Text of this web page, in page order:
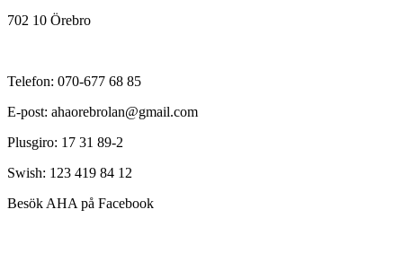
702 10 Örebro
Telefon: 070-677 68 85
E-post: ahaorebrolan@gmail.com
Plusgiro: 17 31 89-2
Swish: 123 419 84 12
Besök AHA på Facebook